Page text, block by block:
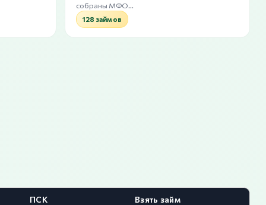
собраны МФО…
128 займов
ПСК Взять займ